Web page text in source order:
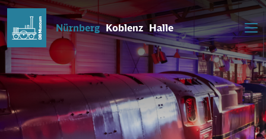
Nürnberg Koblenz Halle